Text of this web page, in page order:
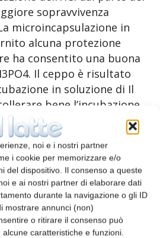
noi e i nostri partner
i cookie per memorizzare e/o
del dispositivo. Il consenso a queste
e ai nostri partner di elaborare dati
durante la navigazione o gli ID
mostrare annunci (non)
o ritirare il consenso può
caratteristiche e funzioni.
sopravvivenza
microincapsulazione in
alcuna protezione
ha consentito una buona
Il ceppo è risultato
in soluzione di Il
bene l’incubazione
bile sia nella forma
Sulla base del livello di
per fornire un
e la loro sopravvivenza
la digestione gastrica
possibile diminuire la
si devono ingerire a
ad altri